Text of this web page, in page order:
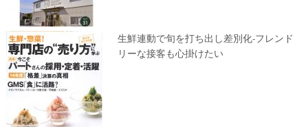
生鮮連動で旬を打ち出し差別化-フレンド
リーな接客も心掛けたい